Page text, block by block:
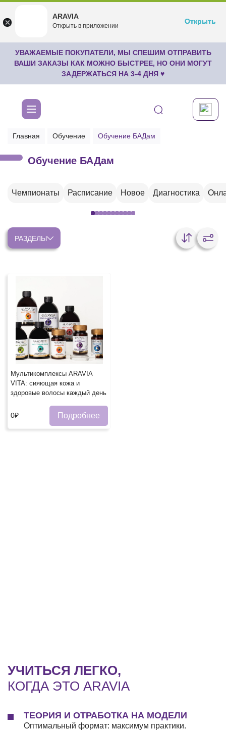
undefined
Бесплатноru.aravia.new
Открыть
УВАЖАЕМЫЕ ПОКУПАТЕЛИ, МЫ СПЕШИМ ОТПРАВИТЬ
ВАШИ ЗАКАЗЫ КАК МОЖНО БЫСТРЕЕ, НО ОНИ МОГУТ
ЗАДЕРЖАТЬСЯ НА 3-4 ДНЯ ♥
Главная Обучение Обучение БАДам
Обучение БАДам
Чемпионаты Расписание Новое Диагностика
РАЗДЕЛЫ
Мультикомплексы ARAVIA
VITA: сияющая кожа и
здоровые волосы каждый день
0₽ Подробнее
УЧИТЬСЯ ЛЕГКО,
КОГДА ЭТО ARAVIA
ТЕОРИЯ И ОТРАБОТКА НА МОДЕЛИ
Оптимальный формат: максимум практики.
ARAVIA
Открыть в приложении
Открыть